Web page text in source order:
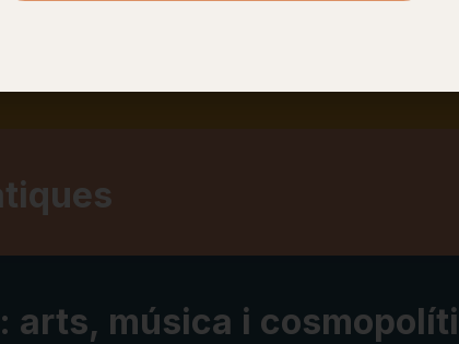
arts, música i